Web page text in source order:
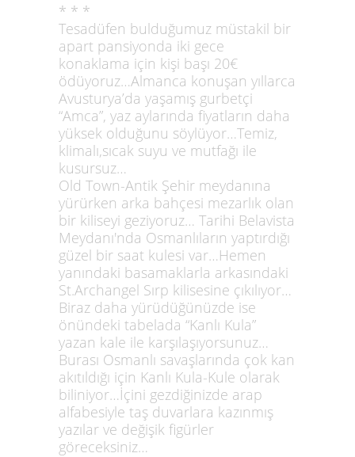
* * *
Tesadüfen bulduğumuz müstakil bir
apart pansiyonda iki gece
konaklama için kişi başı 20€
ödüyoruz…Almanca konuşan yıllarca
Avusturya’da yaşamış gurbetçi
“Amca”, yaz aylarında fiyatların daha
yüksek olduğunu söylüyor…Temiz,
klimalı,sıcak suyu ve mutfağı ile
kusursuz…
Old Town-Antik Şehir meydanına
yürürken arka bahçesi mezarlık olan
bir kiliseyi geziyoruz… Tarihi Belavista
Meydanı'nda Osmanlıların yaptırdığı
güzel bir saat kulesi var…Hemen
yanındaki basamaklarla arkasındaki
St.Archangel Sırp kilisesine çıkılıyor…
Biraz daha yürüdüğünüzde ise
önündeki tabelada “Kanlı Kula”
yazan kale ile karşılaşıyorsunuz…
Burası Osmanlı savaşlarında çok kan
akıtıldığı için Kanlı Kula-Kule olarak
biliniyor…İçini gezdiğinizde arap
alfabesiyle taş duvarlara kazınmış
yazılar ve değişik figürler
göreceksiniz…